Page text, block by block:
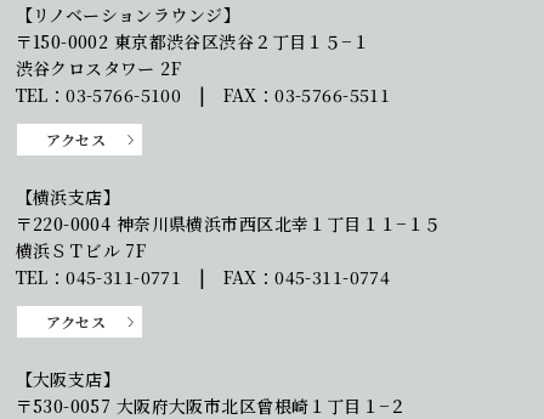
【リノベーションラウンジ】
〒150-0002 東京都渋谷区渋谷２丁目１５−１
渋谷クロスタワー 2F
TEL：03-5766-5100 | FAX：03-5766-5511
アクセス
【横浜支店】
〒220-0004 神奈川県横浜市西区北幸１丁目１１−１５
横浜ＳＴビル 7F
TEL：045-311-0771 | FAX：045-311-0774
アクセス
【大阪支店】
〒530-0057 大阪府大阪市北区曾根崎１丁目１−２